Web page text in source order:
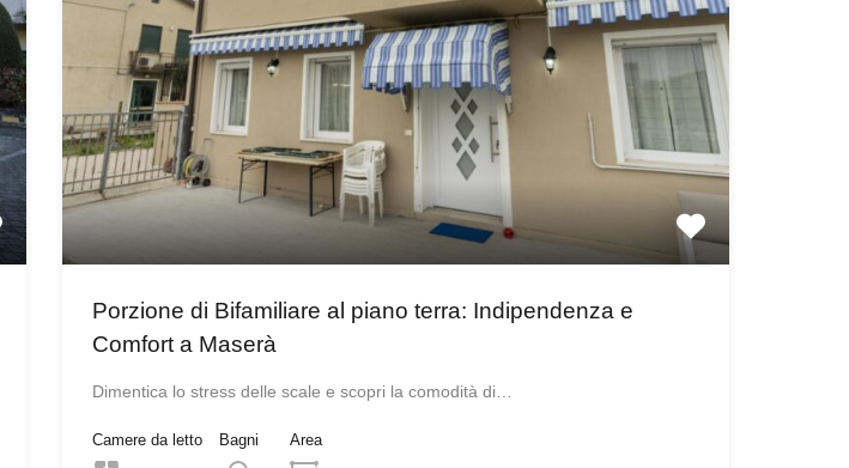
Porzione di Bifamiliare al piano terra: Indipendenza e
Comfort a Maserà
Dimentica lo stress delle scale e scopri la comodità di…
Camere da letto
Bagni
Area